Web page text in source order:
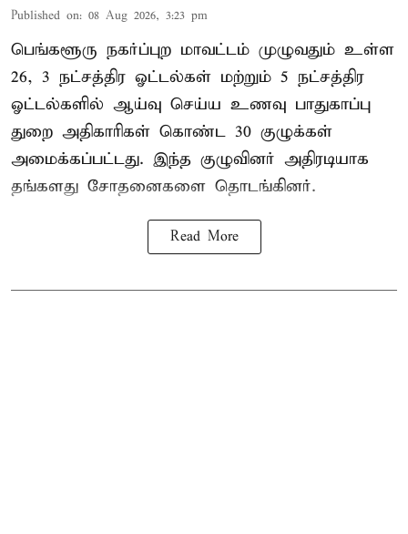
Published on: 08 Aug 2026, 3:23 pm
பெங்களூரு நகர்ப்புற மாவட்டம் முழுவதும் உள்ள
26, 3 நட்சத்திர ஓட்டல்கள் மற்றும் 5 நட்சத்திர
ஓட்டல்களில் ஆய்வு செய்ய உணவு பாதுகாப்பு
துறை அதிகாரிகள் கொண்ட 30 குழுக்கள்
அமைக்கப்பட்டது. இந்த குழுவினர் அதிரடியாக
தங்களது சோதனைகளை தொடங்கினர்.
Read More